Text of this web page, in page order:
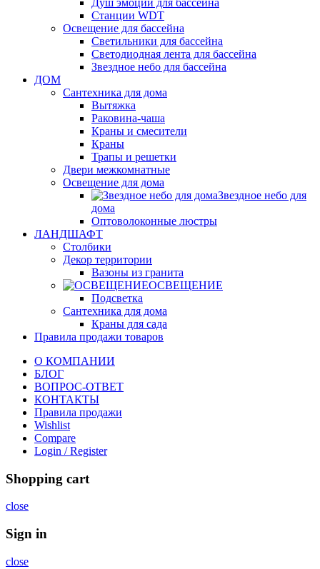
Душ эмоций для бассейна
Станции WDT
Освещение для бассейна
Светильники для бассейна
Светодиодная лента для бассейна
Звездное небо для бассейна
ДОМ
Сантехника для дома
Вытяжка
Раковина-чаша
Краны и смесители
Краны
Трапы и решетки
Двери межкомнатные
Освещение для дома
Звездное небо для
дома
Оптоволоконные люстры
ЛАНДШАФТ
Столбики
Декор территории
Вазоны из гранита
ОСВЕЩЕНИЕ
Подсветка
Сантехника для дома
Краны для сада
Правила продажи товаров
О КОМПАНИИ
БЛОГ
ВОПРОС-ОТВЕТ
КОНТАКТЫ
Правила продажи
Wishlist
Compare
Login / Register
Shopping cart
close
Sign in
close